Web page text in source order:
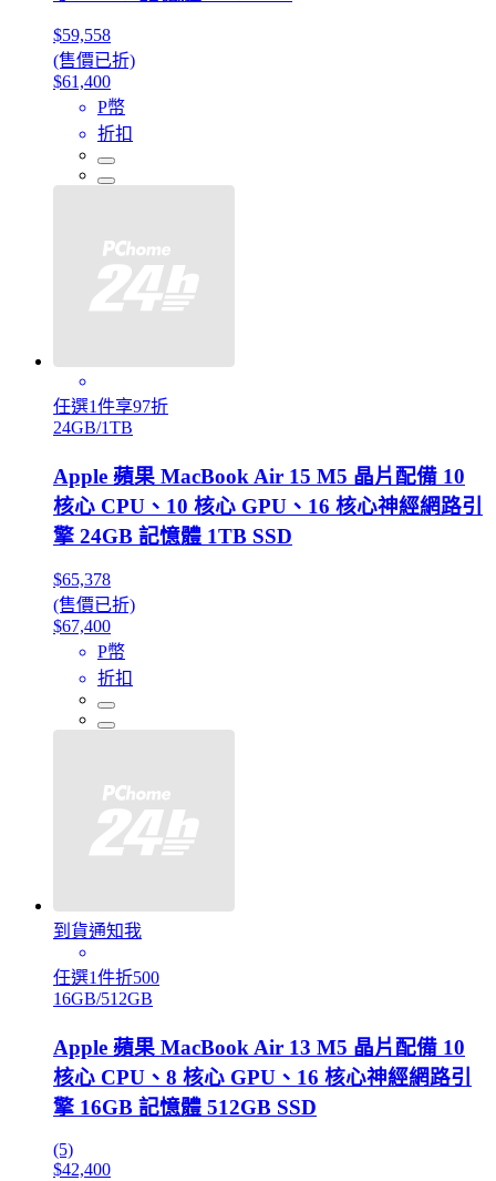
$59,558
(售價已折)
$61,400
P幣
折扣
任選1件享97折
24GB/1TB
Apple 蘋果 MacBook Air 15 M5 晶片配備 10
核心 CPU、10 核心 GPU、16 核心神經網路引
擎 24GB 記憶體 1TB SSD
$65,378
(售價已折)
$67,400
P幣
折扣
到貨通知我
任選1件折500
16GB/512GB
Apple 蘋果 MacBook Air 13 M5 晶片配備 10
核心 CPU、8 核心 GPU、16 核心神經網路引
擎 16GB 記憶體 512GB SSD
(5)
$42,400